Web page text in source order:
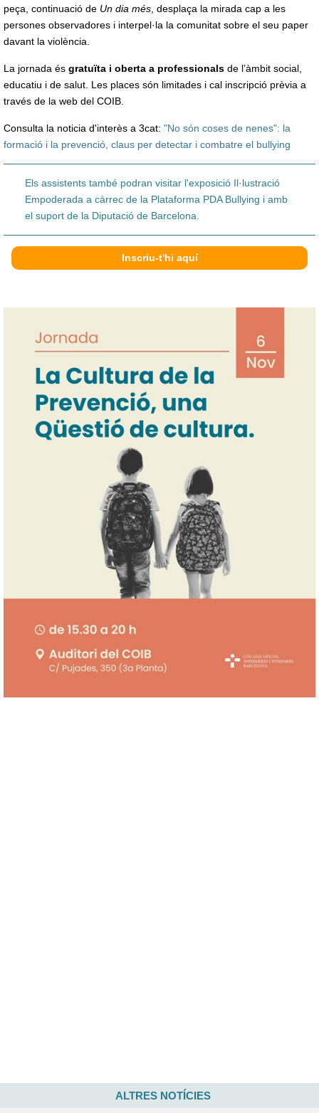
peça, continuació de Un dia més, desplaça la mirada cap a les
persones observadores i interpel·la la comunitat sobre el seu paper
davant la violència.
La jornada és gratuïta i oberta a professionals de l’àmbit social,
educatiu i de salut. Les places són limitades i cal inscripció prèvia a
través de la web del COIB.
Consulta la noticia d'interès a 3cat: "No són coses de nenes": la
formació i la prevenció, claus per detectar i combatre el bullying
Els assistents també podran visitar l'exposició Il·lustració
Empoderada a càrrec de la Plataforma PDA Bullying i amb
el suport de la Diputació de Barcelona.
Inscriu-t'hi aquí
ALTRES NOTÍCIES